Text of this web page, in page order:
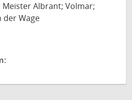
Meister Albrant; Volmar;
der Wage